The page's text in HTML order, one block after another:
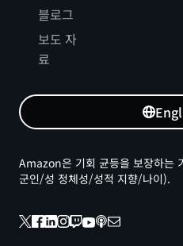
블로그
보도 자
료
Amazon은 기회 균등을 보장하는
군인/성 정체성/성적 지향/나이).